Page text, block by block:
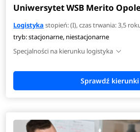
Uniwersytet WSB Merito
Logistyka stopień: (I), czas trwania: 3,5
tryb: stacjonarne, niestacjonarne
Specjalności na kierunku logistyka